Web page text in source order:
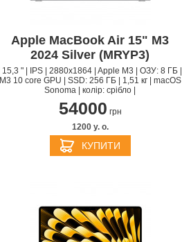
APPLE IPHONE 14 PRO
Apple MacBook Air 15" M3
2024 Silver (MRYP3)
| 15,3 " | IPS | 2880x1864 | Apple M3 | ОЗУ: 8 ГБ |
M3 10 core GPU | SSD: 256 ГБ | 1,51 кг | macOS
Sonoma | колір: срібло |
54000 грн
1200 y. о.
КУПИТИ